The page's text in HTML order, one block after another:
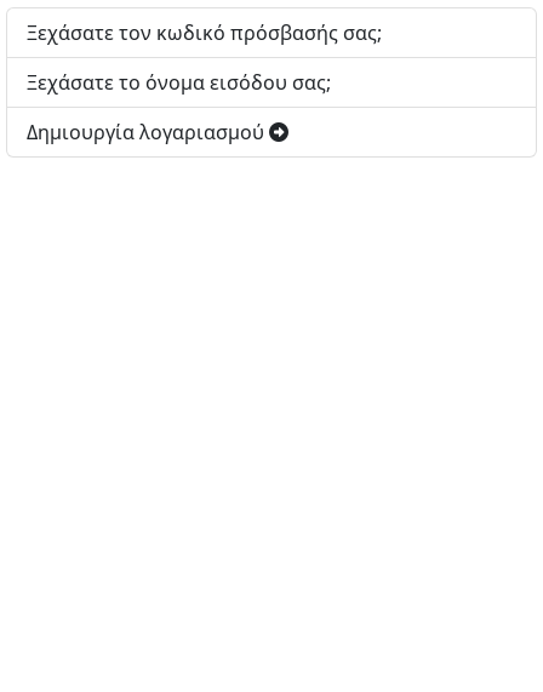
Ξεχάσατε τον κωδικό πρόσβασής σας;
Ξεχάσατε το όνομα εισόδου σας;
Δημιουργία λογαριασμού